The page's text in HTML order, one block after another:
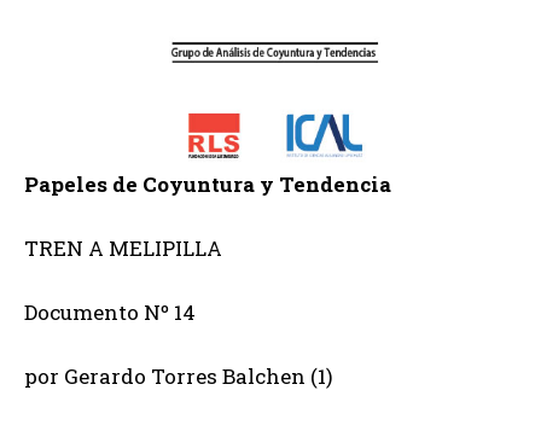
Papeles de Coyuntura y Tendencia
TREN A MELIPILLA
Documento Nº 14
por Gerardo Torres Balchen (1)